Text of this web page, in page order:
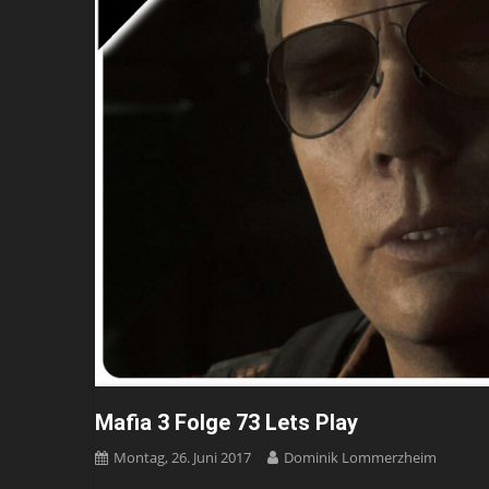
Mafia 3 Folge 73 Lets Play
Montag, 26. Juni 2017 Dominik Lommerzheim